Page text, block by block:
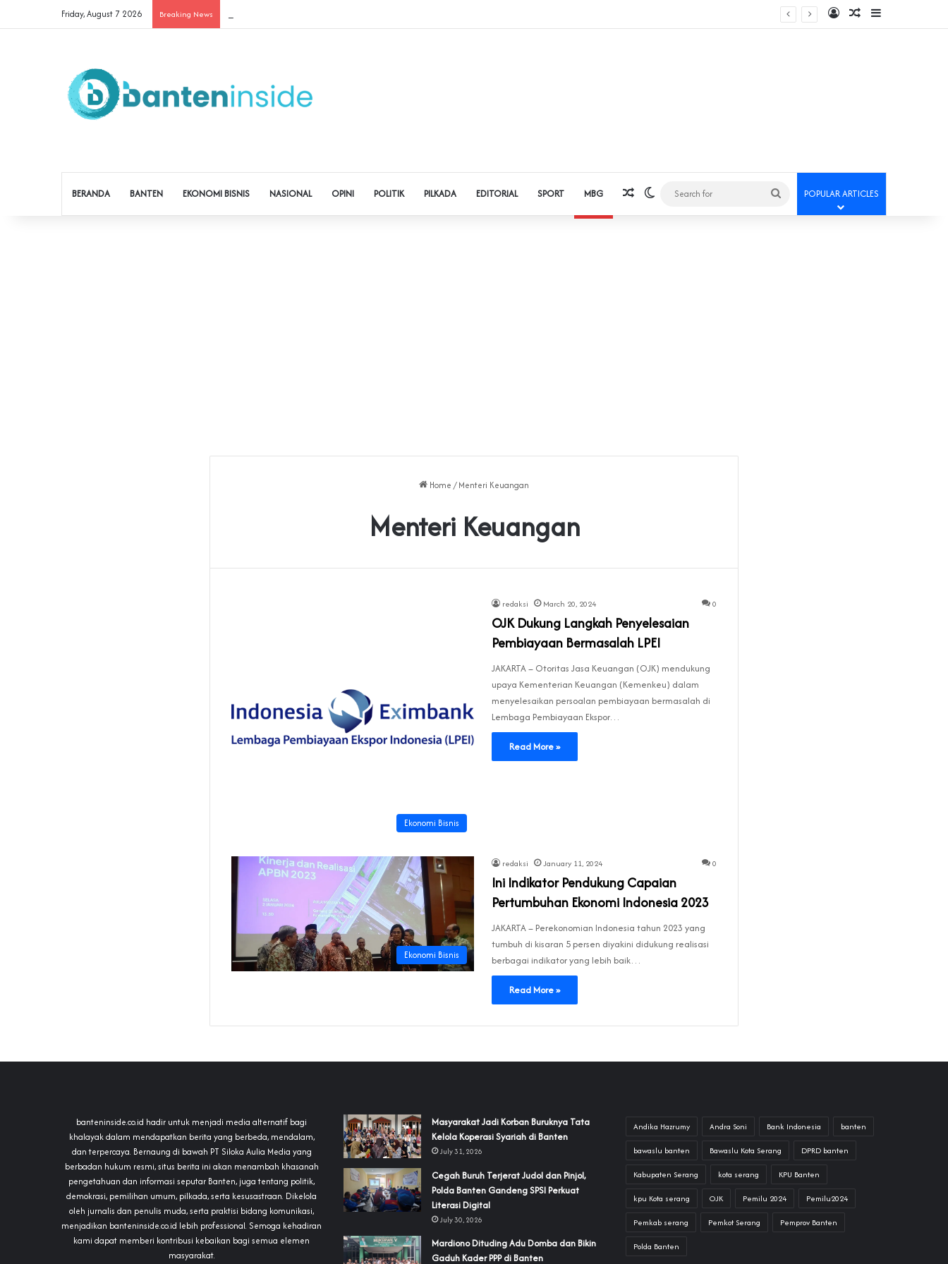
Friday, August 7 2026 Breaking News Log InRandom Article
Sidebar
BERANDA BANTEN EKONOMI BISNIS NASIONAL OPINI POLITIK PILKADA EDITORIAL SPORT MBG Random Article
Switch skin
Search
for
POPULAR ARTICLES
Home / Menteri Keuangan
Menteri Keuangan
Ekonomi Bisnis
redaksi March 20, 2024 0
OJK Dukung Langkah Penyelesaian
Pembiayaan Bermasalah LPEI
JAKARTA – Otoritas Jasa Keuangan (OJK) mendukung
upaya Kementerian Keuangan (Kemenkeu) dalam
menyelesaikan persoalan pembiayaan bermasalah di
Lembaga Pembiayaan Ekspor…
Read More »
Ekonomi Bisnis
redaksi January 11, 2024 0
Ini Indikator Pendukung Capaian
Pertumbuhan Ekonomi Indonesia 2023
JAKARTA – Perekonomian Indonesia tahun 2023 yang
tumbuh di kisaran 5 persen diyakini didukung realisasi
berbagai indikator yang lebih baik…
Read More »
banteninside.co.id hadir untuk menjadi media alternatif bagi
khalayak dalam mendapatkan berita yang berbeda, mendalam,
dan terpercaya. Bernaung di bawah PT Siloka Aulia Media yang
berbadan hukum resmi, situs berita ini akan menambah khasanah
pengetahuan dan informasi seputar Banten, juga tentang politik,
demokrasi, pemilihan umum, pilkada, serta kesusastraan. Dikelola
oleh jurnalis dan penulis muda, serta praktisi bidang komunikasi,
menjadikan banteninside.co.id lebih professional. Semoga kehadiran
kami dapat memberi kontribusi kebaikan bagi semua elemen
masyarakat.
‎Masyarakat Jadi Korban Buruknya Tata
Kelola Koperasi Syariah di Banten
July 31, 2026
Cegah Buruh Terjerat Judol dan Pinjol,
Polda Banten Gandeng SPSI Perkuat
Literasi Digital
July 30, 2026
‎Mardiono Dituding Adu Domba dan Bikin
Gaduh Kader PPP di Banten
Andika Hazrumy Andra Soni Bank Indonesia banten
bawaslu banten Bawaslu Kota Serang DPRD banten
Kabupaten Serang kota serang KPU Banten
kpu Kota serang OJK Pemilu 2024 Pemilu2024
Pemkab serang Pemkot Serang Pemprov Banten
Polda Banten